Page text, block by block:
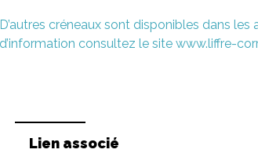
D’autres créneaux sont disponibles dans
d’information consultez le site www.liffre-
Lien associé